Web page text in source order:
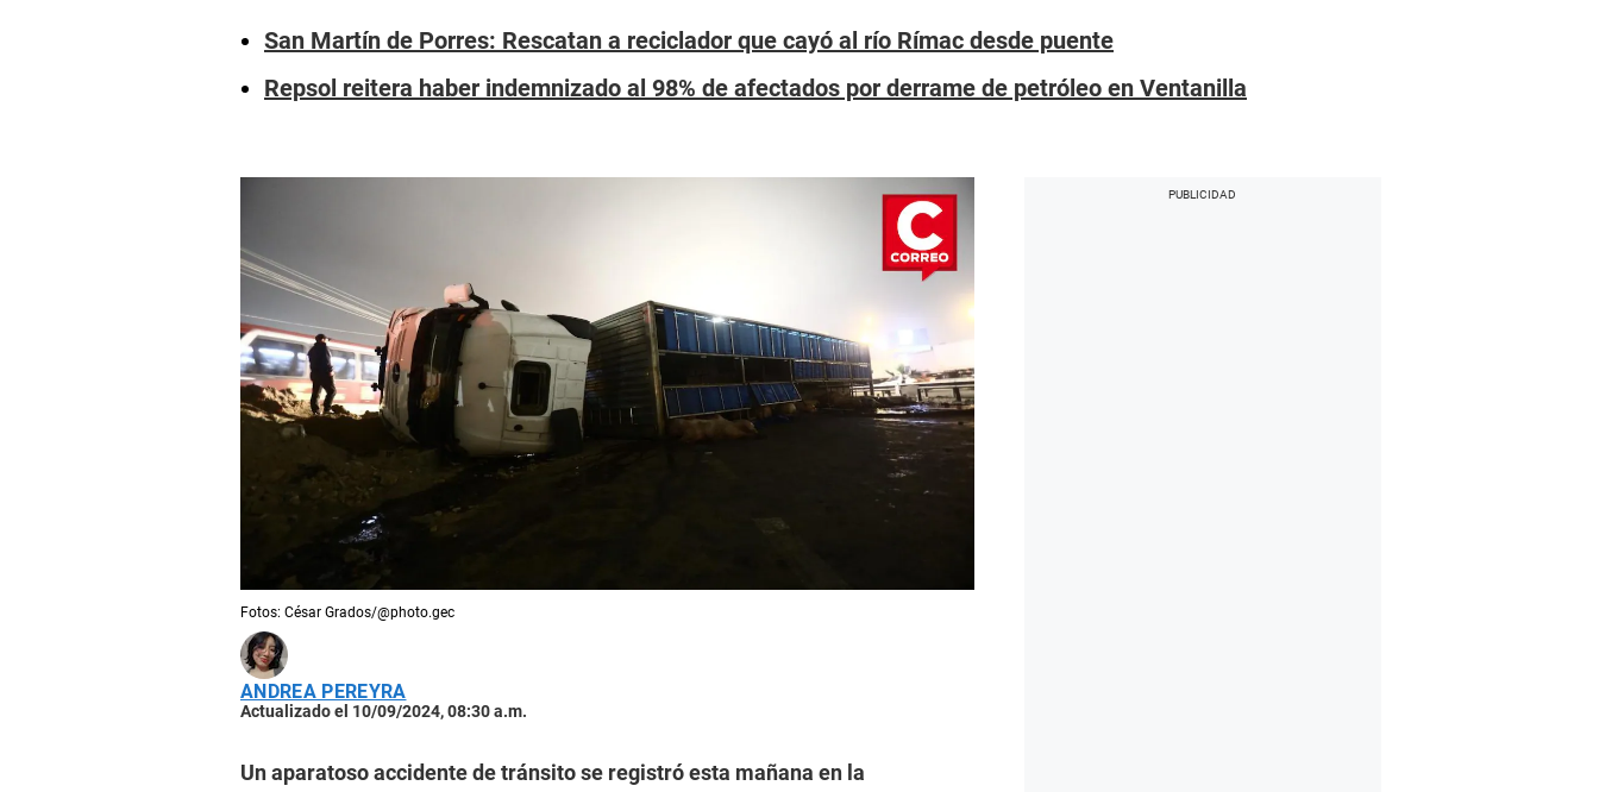
San Martín de Porres: Rescatan a reciclador que cayó al río Rímac desde puente
Repsol reitera haber indemnizado al 98% de afectados por derrame de petróleo en Ventanilla
Fotos: César Grados/@photo.gec
ANDREA PEREYRA
Actualizado el 10/09/2024, 08:30 a.m.
Un aparatoso accidente de tránsito se registró esta mañana en la